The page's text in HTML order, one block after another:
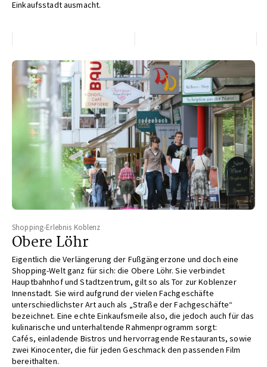
Einkaufsstadt ausmacht.
Shopping-Erlebnis Koblenz
Obere Löhr
Eigentlich die Verlängerung der Fußgängerzone unddoch eine
Shopping-Welt ganz für sich: die Obere Löhr.Sie verbindet
Hauptbahnhof und Stadtzentrum, gilt so als Tor zur Koblenzer
Innenstadt. Sie wird aufgrundder vielen Fachgeschäfte
unterschiedlichster Art auchals „Straße der Fachgeschäfte“
bezeichnet. Eine echteEinkaufsmeile also, die jedoch auch für das
kulinarische und unterhaltende Rahmenprogramm sorgt:
Cafés,einladende Bistros und hervorragende Restaurants,sowie
zwei Kinocenter, die für jeden Geschmack denpassenden Film
bereithalten.